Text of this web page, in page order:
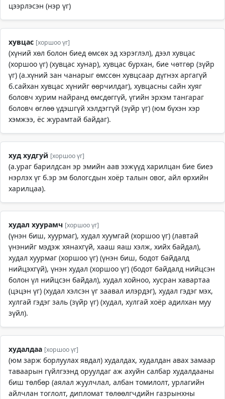
цээрлэсэн (нэр үг)
хувцас [хоршоо үг]
(хүний хөл болон биед өмсөх эд хэрэглэл), дээл хувцас
(хоршоо үг) (хувцас хунар), хувцас бурхан, бие чөтгөр (зүйр
үг) (а.хүний зан чанарыг өмссөн хувцсаар дүгнэх аргагүй
б.сайхан хувцас хүнийг өөрчилдаг), хувцасны сайн хуяг
боловч хурим найранд өмсдөггүй, үгийн эрхэм тангараг
боловч өглөө үдэшгүй хэлдэггүй (зүйр үг) (юм бүхэн хэр
хэмжээ, ёс журамтай байдаг).
худ худгуй [хоршоо үг]
(а.ураг барилдсан эр эмийн аав ээжүүд харилцан бие биеэ
нэрлэх үг б.эр эм бологсдын хоёр талын овог, айл өрхийн
харилцаа).
худал хуурамч [хоршоо үг]
(үнэн биш, хуурмаг), худал хуумгай (хоршоо үг) (лавтай
үнэнийг мэдэж хянахгүй, хааш яаш хэлж, хийх байдал),
худал хуурмаг (хоршоо үг) (үнэн биш, бодот байдалд
нийцэхгүй), үнэн худал (хоршоо үг) (бодот байдалд нийцсэн
болон үл нийцсэн байдал), худал хойноо, хусран хавартаа
(цэцэн үг) (худал хэлсэн үг заавал илэрдэг), худал гэдэг мэх,
хулгай гэдэг заль (зүйр үг) (худал, хулгай хоёр адилхан муу
зүйл).
худалдаа [хоршоо үг]
(юм зарж борлуулах явдал) худалдах, худалдан авах замаар
таваарын гүйлгээнд оруулдаг аж ахуйн салбар худалдааны
биш төлбөр (аялал жуулчлал, албан томилолт, урлагийн
айлчлан тоглолт, дипломат төлөөлгчдийн газрынхны